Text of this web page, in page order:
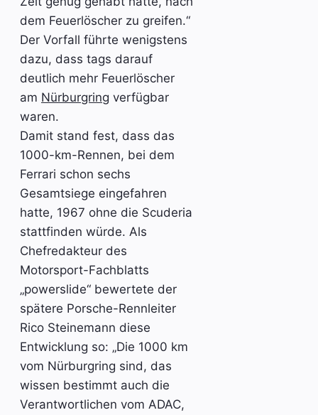
dem Feuerlöscher zu greifen.“
Der Vorfall führte wenigstens
dazu, dass tags darauf
deutlich mehr Feuerlöscher
am Nürburgring verfügbar
waren.
Damit stand fest, dass das
1000-km-Rennen, bei dem
Ferrari schon sechs
Gesamtsiege eingefahren
hatte, 1967 ohne die Scuderia
stattfinden würde. Als
Chefredakteur des
Motorsport-Fachblatts
„powerslide“ bewertete der
spätere Porsche-Rennleiter
Rico Steinemann diese
Entwicklung so: „Die 1000 km
vom Nürburgring sind, das
wissen bestimmt auch die
Verantwortlichen vom ADAC,